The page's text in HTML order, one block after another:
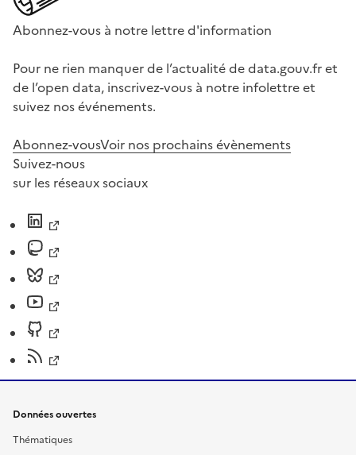
Abonnez-vous à notre lettre d'information
Pour ne rien manquer de l’actualité de data.gouv.fr et
de l’open data, inscrivez-vous à notre infolettre et
suivez nos événements.
Abonnez-vousVoir nos prochains évènements
Suivez-nous
sur les réseaux sociaux
Données ouvertes
Thématiques